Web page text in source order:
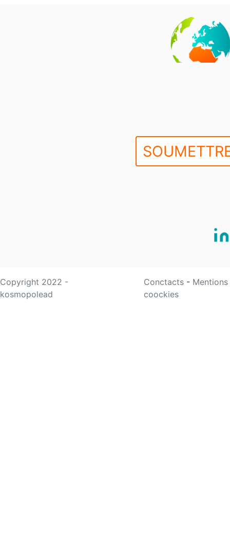
Copyright 2022 -
kosmopolead
Conctacts -
coockies